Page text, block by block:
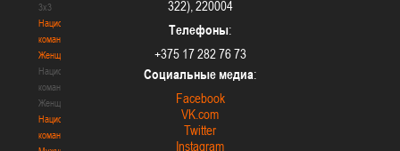
3х3
Национальная
команда.
Женщины
Национальная
команда.
Женщины
Национальная
команда.
322), 220004
Телефоны:
+375 17 282 76 73
Социальные медиа:
Facebook
VK.com
Twitter
Instagram